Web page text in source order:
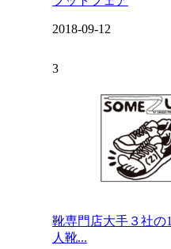
2018-09-12
靴専門店大手３社
人靴...